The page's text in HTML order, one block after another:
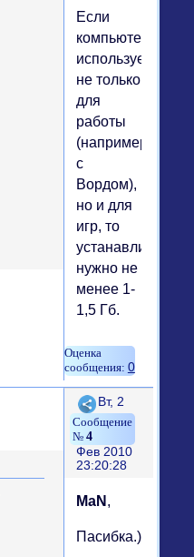
Если
компьютер
используется
не только
для
работы
(например
с
Вордом),
но и для
игр, то
устанавливать
нужно не
менее 1-
1,5 Гб.
0
Поделиться
4
Вт, 2
Фев 2010
23:20:28
MaN ,
Пасибка.)))